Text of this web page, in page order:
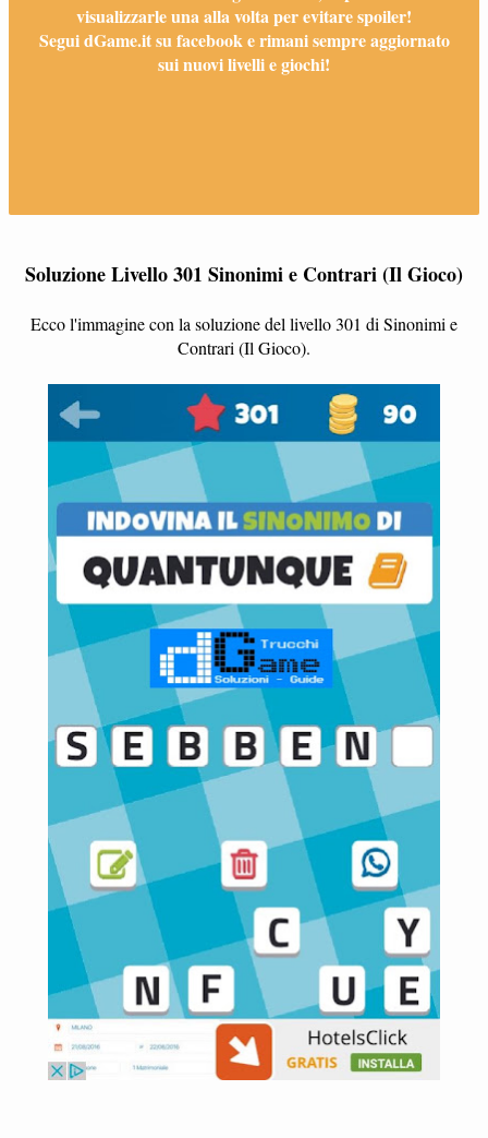
visualizzarle una alla volta per evitare spoiler!
Segui dGame.it su facebook e rimani sempre aggiornato
sui nuovi livelli e giochi!
Soluzione Livello 301 Sinonimi e Contrari (Il Gioco)
Ecco l'immagine con la soluzione del livello 301 di Sinonimi e
Contrari (Il Gioco).